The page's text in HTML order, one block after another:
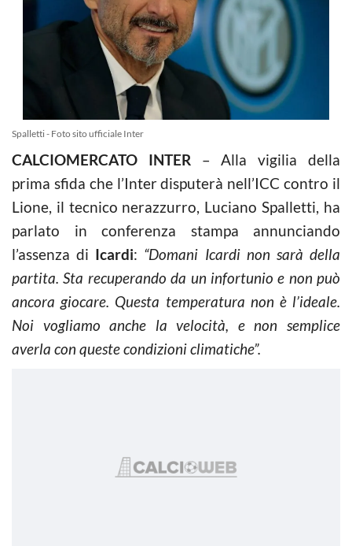
Spalletti - Foto sito ufficiale Inter
CALCIOMERCATO INTER– Alla vigilia della
prima sfida che l’Inter disputerà nell’ICC contro il
Lione, il tecnico nerazzurro, Luciano Spalletti, ha
parlato in conferenza stampa annunciando
l’assenza di Icardi: “Domani Icardi non sarà della
partita. Sta recuperando da un infortunio e non può
ancora giocare. Questa temperatura non è l’ideale.
Noi vogliamo anche la velocità, e non semplice
averla con queste condizioni climatiche”.